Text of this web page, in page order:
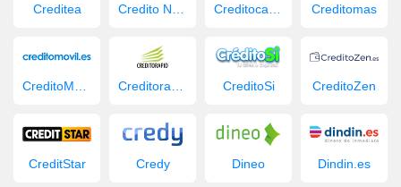
Creditea Creditomas
CreditoMovil.es Creditorapid CreditoSi CreditoZen
CreditStar Credy Dineo Dindin.es